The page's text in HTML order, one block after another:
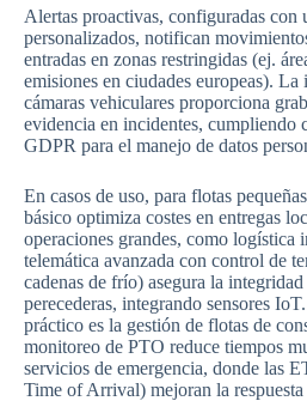
Alertas proactivas, configuradas con
personalizados, notifican
entradas en zonas restringidas (ej.
emisiones en ciudades europeas). La
cámaras vehiculares proporciona
evidencia en incidentes, cumpliendo
GDPR para el manejo de datos
En casos de uso, para flotas
básico optimiza costes en entregas
operaciones grandes, como logística
telemática avanzada con control de
cadenas de frío) asegura la integridad
perecederas, integrando sensores
práctico es la gestión de flotas de
monitoreo de PTO reduce tiempos
servicios de emergencia, donde las
Time of Arrival) mejoran la